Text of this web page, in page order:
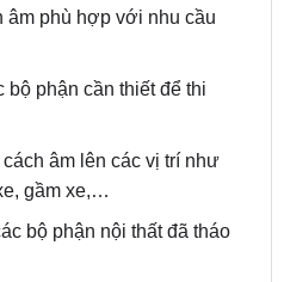
âm phù hợp với nhu cầu
phận cần thiết để thi
âm lên các vị trí như
gầm xe,…
bộ phận nội thất đã tháo